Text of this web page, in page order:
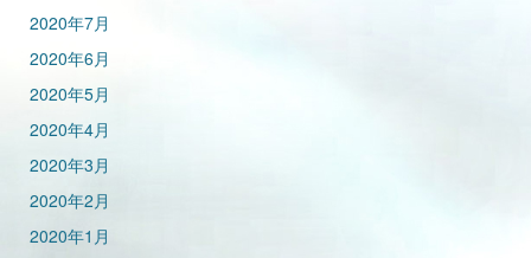
2020年7月
2020年6月
2020年5月
2020年4月
2020年3月
2020年2月
2020年1月